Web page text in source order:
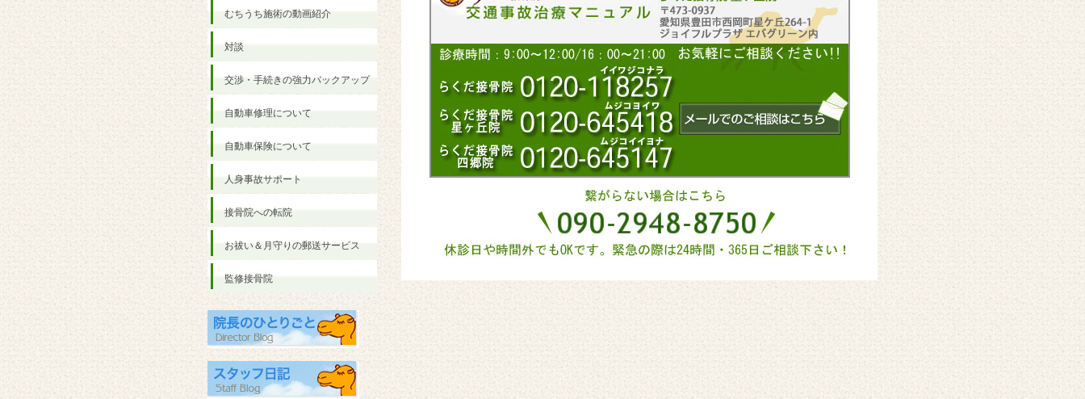
むちうち施術の動画紹介
対談
交渉・手続きの強力バックアップ
自動車修理について
自動車保険について
人身事故サポート
接骨院への転院
お祓い＆月守りの郵送サービス
監修接骨院